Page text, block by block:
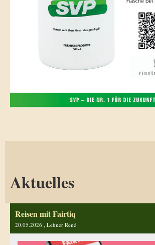
Aktuelles
Reisen mit Fairtiq
20.05.2026 , Lehner René